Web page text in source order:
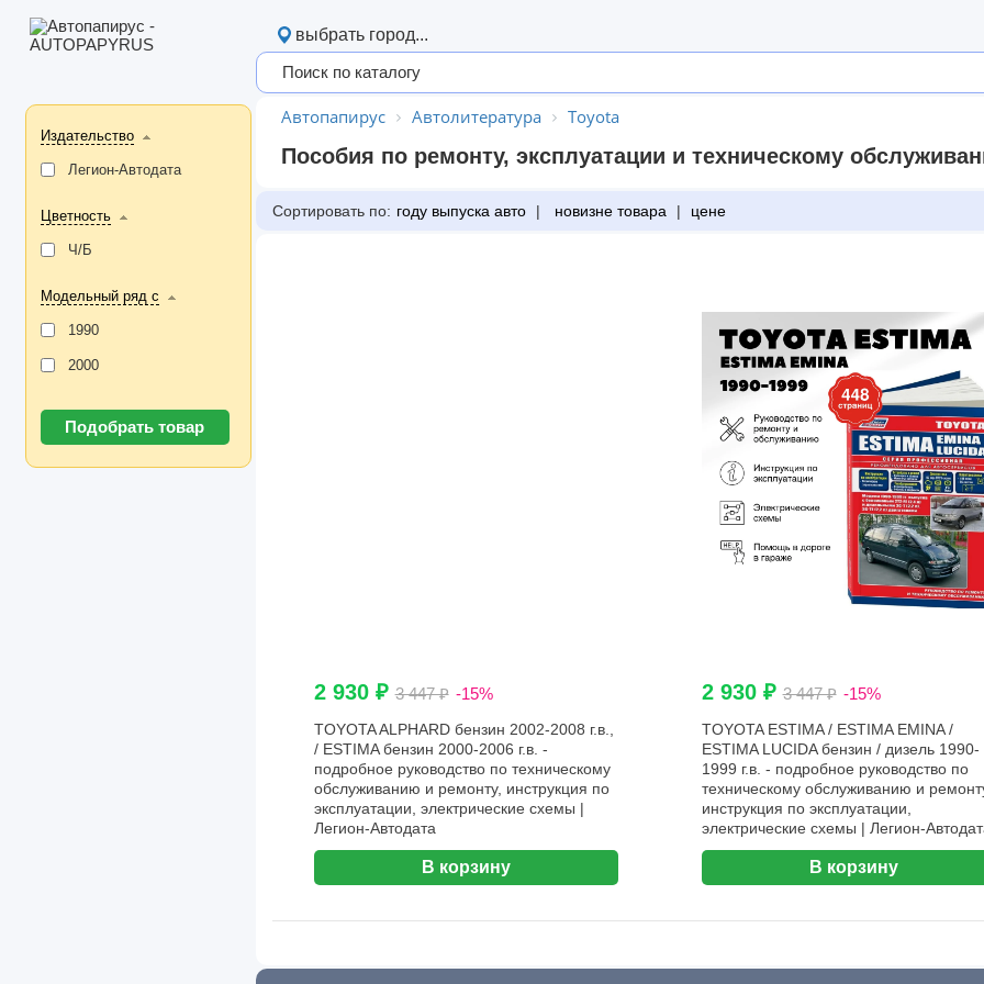
Издательство
Легион-Aвтодата
Цветность
Ч/Б
Модельный ряд с
1990
2000
выбрать город...
Автопапирус Автолитература Toyota
Пособия по ремонту, эксплуатации и техническому
Сортировать по: году выпуска авто | новизне товара | цене
2 930 ₽3 447 ₽ -15%
TOYOTA ALPHARD бензин 2002-2008 г.в.,
/ ESTIMA бензин 2000-2006 г.в. -
подробное руководство по техническому
обслуживанию и ремонту, инструкция по
эксплуатации, электрические схемы |
Легион-Aвтодата
В корзину
2 930 ₽3 447 ₽ -15%
TOYOTA ESTIMA / ESTIMA EMINA /
ESTIMA LUCIDA бензин / дизель 1990-
1999 г.в. - подробное руководство по
техническому обслуживанию и
инструкция по эксплуатации,
электрические схемы | Легион-
В корзину